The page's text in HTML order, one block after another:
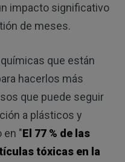
impacto significativo
de meses.
que están
hacerlos más
que puede seguir
a plásticos y
en "El 77 % de las
tóxicas en la